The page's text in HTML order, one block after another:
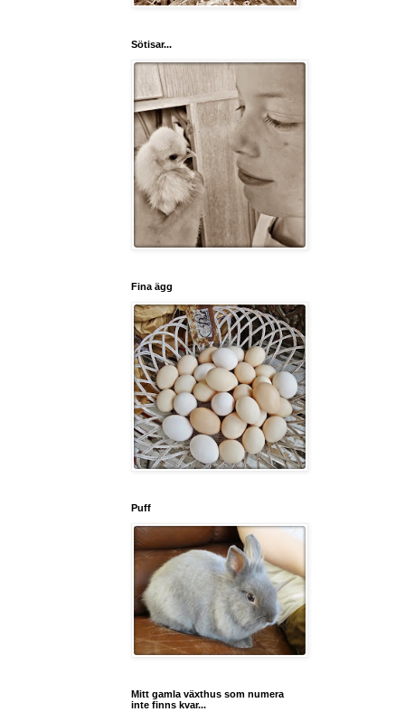
Sötisar...
Fina ägg
Puff
Mitt gamla växthus som numera
inte finns kvar...